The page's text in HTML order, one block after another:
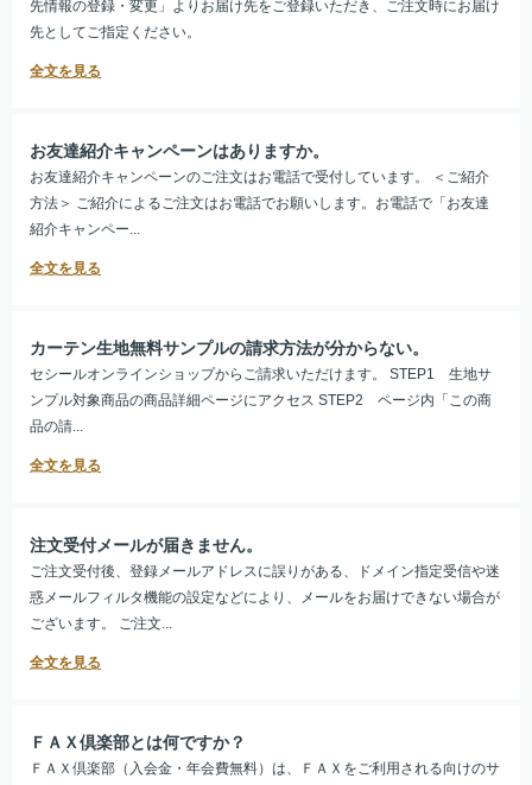
先情報の登録・変更」よりお届け先をご登録いただき、ご注文時にお届け
先としてご指定ください。
お友達紹介キャンペーンはありますか。
お友達紹介キャンペーンのご注文はお電話で受付しています。 ＜ご紹介
方法＞ ご紹介によるご注文はお電話でお願いします。お電話で「お友達
紹介キャンペー...
カーテン生地無料サンプルの請求方法が分からない。
セシールオンラインショップからご請求いただけます。 STEP1 生地サ
ンプル対象商品の商品詳細ページにアクセス STEP2 ページ内「この商
品の請...
注文受付メールが届きません。
ご注文受付後、登録メールアドレスに誤りがある、ドメイン指定受信や迷
惑メールフィルタ機能の設定などにより、メールをお届けできない場合が
ございます。 ご注文...
ＦＡＸ倶楽部とは何ですか？
ＦＡＸ倶楽部（入会金・年会費無料）は、ＦＡＸをご利用される向けのサ